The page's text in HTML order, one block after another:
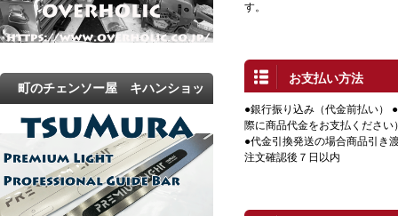
す。
お支払い方法
●銀行振り込み（代金前払い）
際に商品代金をお支払ください
●代金引換発送の場合商品引き
注文確認後７日以内
町のチェンソー屋 キハンショッ
プ